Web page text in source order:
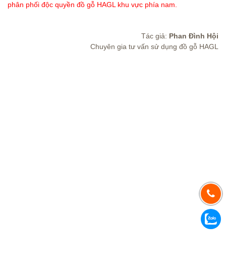
phân phối độc quyền đồ gỗ HAGL khu vực phía nam.
Tác giả: Phan Đình Hội
Chuyên gia tư vấn sử dụng đồ gỗ HAGL